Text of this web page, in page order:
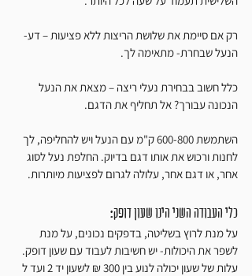
רק אם סיימת את שלושת הריצות ללא פציעות – דע-
הנעל שבחרת- מתאימה לך.
כלל חשוב בבחירת נעלי ריצה – מצאת את הנעל
הנכונה עבורך? אל תחליף את הדגם.
השתמשת 600-800 ק"מ עם הנעל ויש להחליפה, לך
לחנות ורכוש את אותו דגם בדיוק. החלפת נעל לסוג
אחר, או דגם אחר, עלולה לגרום לפציעות מיותרות.
כלי העבודה השני הינו שעון דופק:
על מנת לרוץ בשליטה, בדפקים נכונים, על מנת
לשפר את היכולות- יש חשיבות לעבוד עם שעון דופק.
עלות של שעון יכולה לנוע בין 300 ₪ לשעון יד 2 ועד ל